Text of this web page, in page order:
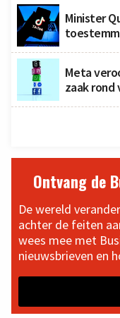
Minister
Meta
zaak rond
Ontvang de
De wereld
achter de feiten
wees mee met
nieuwsbrieven en